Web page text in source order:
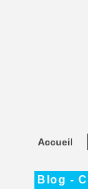
Accueil
Blog -